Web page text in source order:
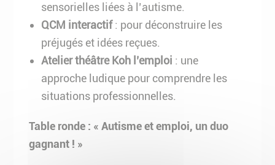
sensorielles liées à l’autisme.
QCM interactif: pour déconstruire les
préjugés et idées reçues.
Atelier théâtre Koh l’emploi : une
approche ludique pour comprendre les
situations professionnelles.
Table ronde : « Autisme et emploi, un duo
gagnant ! »